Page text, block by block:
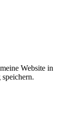
Website in